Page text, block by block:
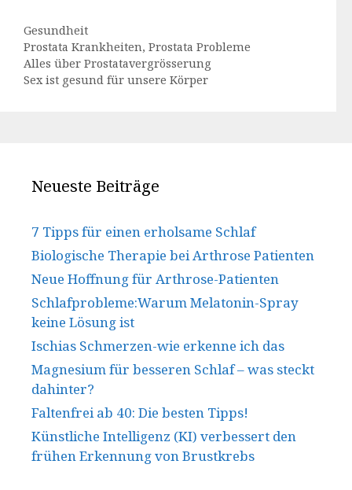
Kategorien
Gesundheit
Schlagwörter
Prostata Krankheiten, Prostata Probleme
Alles über Prostatavergrösserung
Sex ist gesund für unsere Körper
Neueste Beiträge
7 Tipps für einen erholsame Schlaf
Biologische Therapie bei Arthrose Patienten
Neue Hoffnung für Arthrose-Patienten
Schlafprobleme:Warum Melatonin-Spray
keine Lösung ist
Ischias Schmerzen-wie erkenne ich das
Magnesium für besseren Schlaf – was steckt
dahinter?
Faltenfrei ab 40: Die besten Tipps!
Künstliche Intelligenz (KI) verbessert den
frühen Erkennung von Brustkrebs